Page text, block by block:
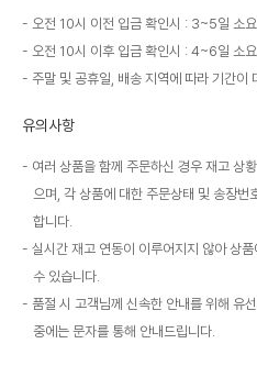
오전 10시 이전 입금 확인시 : 3~5일 소요
오전 10시 이후 입금 확인시 : 4~6일 소요
주말 및 공휴일, 배송 지역에 따라 기간이
유의사항
여러 상품을 함께 주문하신 경우 재고 상
으며, 각 상품에 대한 주문상태 및 송장번
합니다.
실시간 재고 연동이 이루어지지 않아 상
수 있습니다.
품절 시 고객님께 신속한 안내를 위해 유
중에는 문자를 통해 안내드립니다.